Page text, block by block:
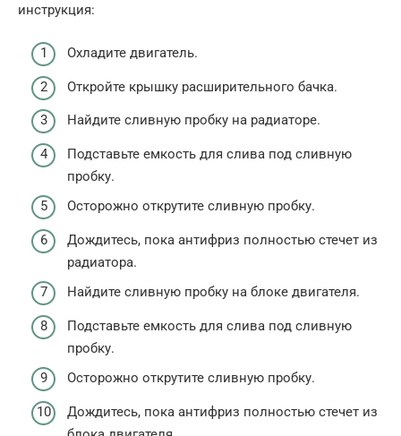
инструкция:
Охладите двигатель.
Откройте крышку расширительного бачка.
Найдите сливную пробку на радиаторе.
Подставьте емкость для слива под сливную
пробку.
Осторожно открутите сливную пробку.
Дождитесь, пока антифриз полностью стечет из
радиатора.
Найдите сливную пробку на блоке двигателя.
Подставьте емкость для слива под сливную
пробку.
Осторожно открутите сливную пробку.
Дождитесь, пока антифриз полностью стечет из